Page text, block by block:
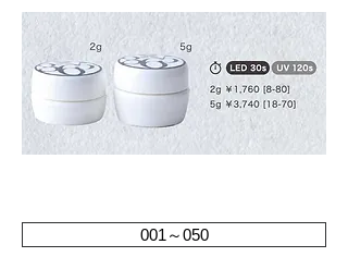
001～050